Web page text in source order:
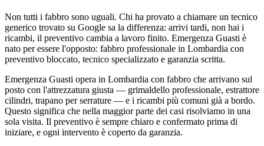
Non tutti i fabbro sono uguali. Chi ha provato a chiamare un tecnico
generico trovato su Google sa la differenza: arrivi tardi, non hai i
ricambi, il preventivo cambia a lavoro finito. Emergenza Guasti è
nato per essere l'opposto: fabbro professionale in Lombardia con
preventivo bloccato, tecnico specializzato e garanzia scritta.
Emergenza Guasti opera in Lombardia con fabbro che arrivano sul
posto con l'attrezzatura giusta — grimaldello professionale, estrattore
cilindri, trapano per serrature — e i ricambi più comuni già a bordo.
Questo significa che nella maggior parte dei casi risolviamo in una
sola visita. Il preventivo è sempre chiaro e confermato prima di
iniziare, e ogni intervento è coperto da garanzia.